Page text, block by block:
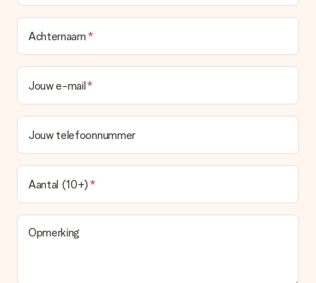
Achternaam
Jouw e-mail
Jouw telefoonnummer
Aantal (10+)
Opmerking